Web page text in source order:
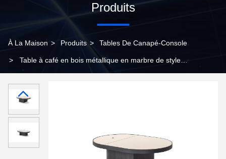
Produits
À La Maison > Produits > Tables De Canapé-Console
> Table à café en bois métallique en marbre de style